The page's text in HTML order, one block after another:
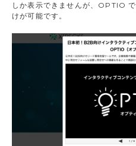
しか表示できませんが、OPTIO
けが可能です。